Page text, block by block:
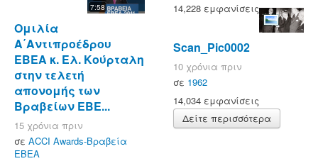
7:58
Ομιλία
Α΄Αντιπροέδρου
ΕΒΕΑ κ. Ελ. Κούρταλη
στην τελετή
απονομής των
Βραβείων ΕΒΕ...
15 χρόνια πριν
σε ACCI Awards-Βραβεία
ΕΒΕΑ
14,228 εμφανίσεις
Scan_Pic0002
10 χρόνια πριν
σε 1962
14,034 εμφανίσεις
Δείτε περισσότερα